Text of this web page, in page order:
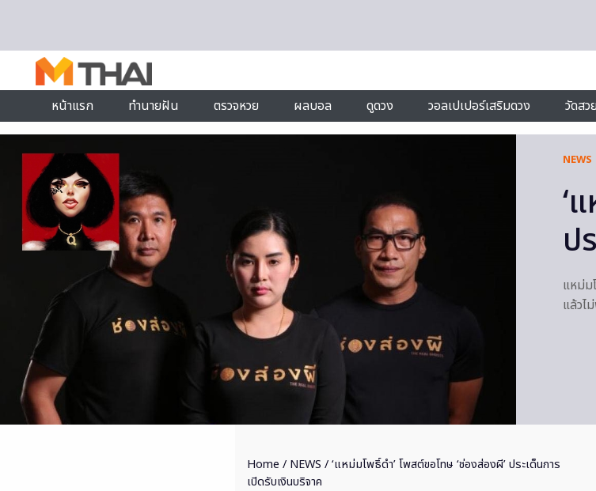
หน้าแรก
ทำนายฝัน ตรวจหวย ผลบอล ดูดวง วอลเปเปอร์เสริมดวง วัดสวย
NEWS
‘
ป
แหม่ม
แล้วไ
Home / NEWS / ‘แหม่มโพธิ์ดำ’ โพสต์ขอโทษ ‘ช่องส่องผี’ ประเด็นการ
เปิดรับเงินบริจาค